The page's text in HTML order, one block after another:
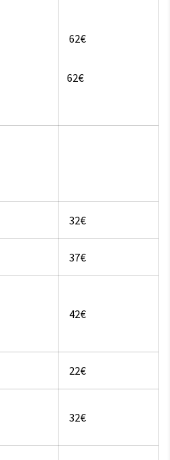
62€
62€
32€
37€
42€
22€
32€